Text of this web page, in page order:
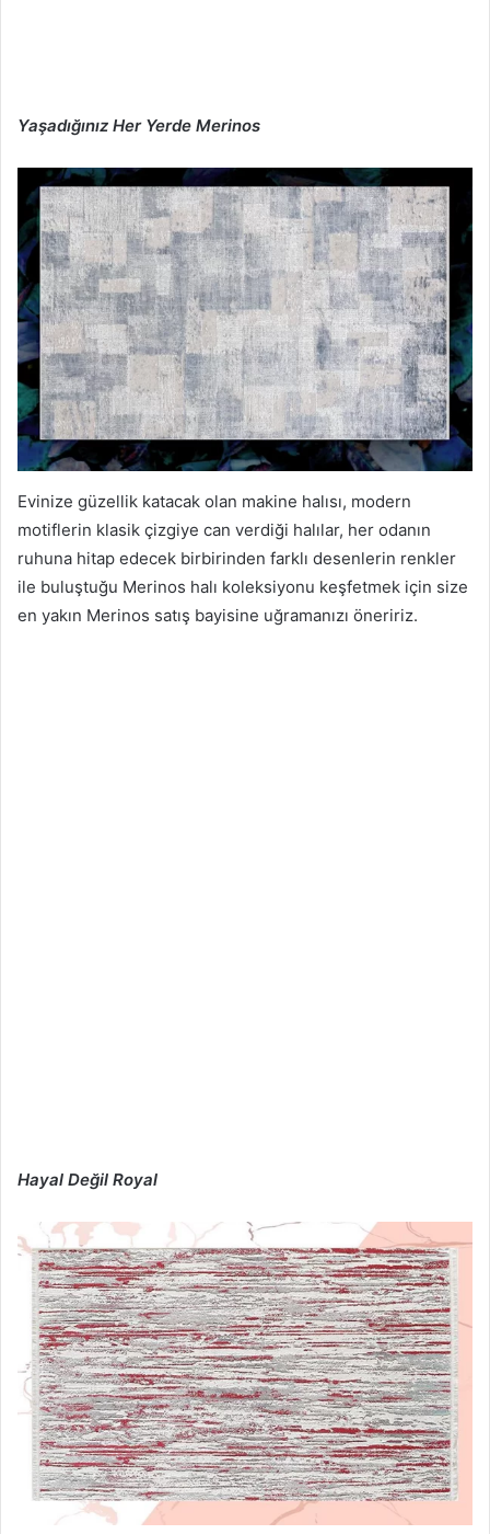
Yaşadığınız Her Yerde Merinos
Evinize güzellik katacak olan makine halısı, modern
motiflerin klasik çizgiye can verdiği halılar, her odanın
ruhuna hitap edecek birbirinden farklı desenlerin renkler
ile buluştuğu Merinos halı koleksiyonu keşfetmek için size
en yakın Merinos satış bayisine uğramanızı öneririz.
Hayal Değil Royal